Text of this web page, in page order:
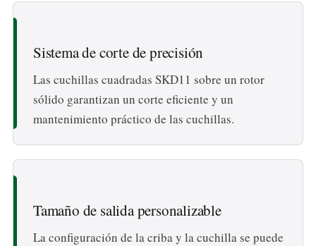
Sistema de corte de precisión
Las cuchillas cuadradas SKD11 sobre un rotor
sólido garantizan un corte eficiente y un
mantenimiento práctico de las cuchillas.
Tamaño de salida personalizable
La configuración de la criba y la cuchilla se puede